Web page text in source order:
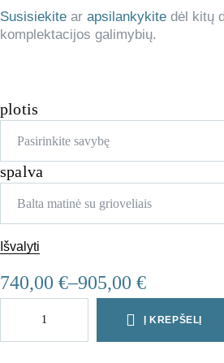
Susisiekite ar apsilankykite dėl kitų
komplektacijos galimybių.
plotis
spalva
Išvalyti
740,00 €–905,00 €
Į KREPŠELĮ